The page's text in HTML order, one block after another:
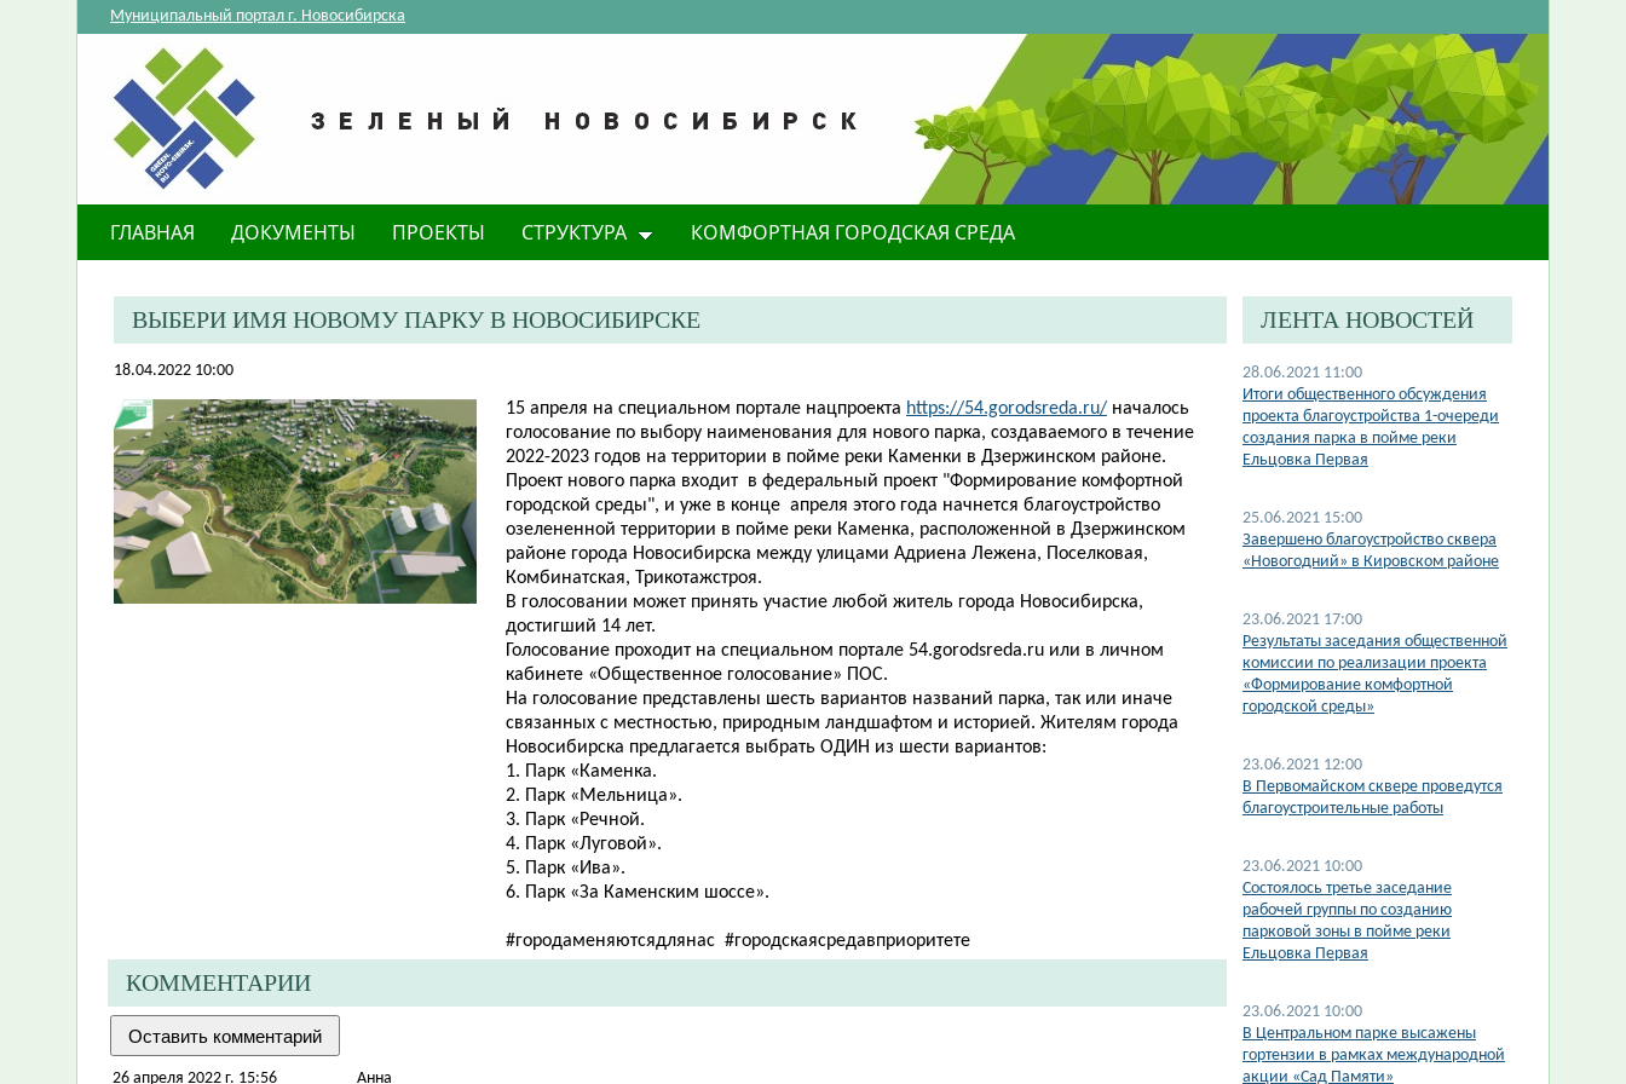
Муниципальный портал г. Новосибирска
ГЛАВНАЯ ДОКУМЕНТЫ ПРОЕКТЫ СТРУКТУРА КОМФОРТНАЯ ГОРОДСКАЯ СРЕДА
ВЫБЕРИ ИМЯ НОВОМУ ПАРКУ В НОВОСИБИРСКЕ
18.04.2022 10:00
15 апреля на специальном портале нацпроекта https://54.gorodsreda.ru/ началось
голосование по выбору наименования для нового парка, создаваемого в течение
2022-2023 годов на территории в пойме реки Каменки в Дзержинском районе.
Проект нового парка входит в федеральный проект "Формирование комфортной
городской среды", и уже в конце апреля этого года начнется благоустройство
озелененной территории в пойме реки Каменка, расположенной в Дзержинском
районе города Новосибирска между улицами Адриена Лежена, Поселковая,
Комбинатская, Трикотажстроя.
В голосовании может принять участие любой житель города Новосибирска,
достигший 14 лет.
Голосование проходит на специальном портале 54.gorodsreda.ru или в личном
кабинете «Общественное голосование» ПОС.
На голосование представлены шесть вариантов названий парка, так или иначе
связанных с местностью, природным ландшафтом и историей. Жителям города
Новосибирска предлагается выбрать ОДИН из шести вариантов:
1. Парк «Каменка.
2. Парк «Мельница».
3. Парк «Речной.
4. Парк «Луговой».
5. Парк «Ива».
6. Парк «За Каменским шоссе».
#городаменяютсядлянас #городскаясредавприоритете
КОММЕНТАРИИ
26 апреля 2022 г. 15:56 Анна
ЛЕНТА НОВОСТЕЙ
28.06.2021 11:00
Итоги общественного обсуждения
проекта благоустройства 1-очереди
создания парка в пойме реки
Ельцовка Первая
25.06.2021 15:00
Завершено благоустройство сквера
«Новогодний» в Кировском районе
23.06.2021 17:00
Результаты заседания общественной
комиссии по реализации проекта
«Формирование комфортной
городской среды»
23.06.2021 12:00
В Первомайском сквере проведутся
благоустроительные работы
23.06.2021 10:00
Состоялось третье заседание
рабочей группы по созданию
парковой зоны в пойме реки
Ельцовка Первая
23.06.2021 10:00
В Центральном парке высажены
гортензии в рамках международной
акции «Сад Памяти»